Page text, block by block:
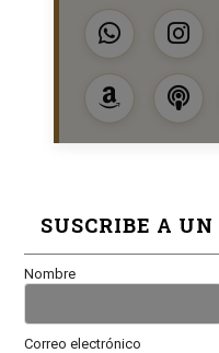
SUSCRIBE A
Nombre
Correo electrónico